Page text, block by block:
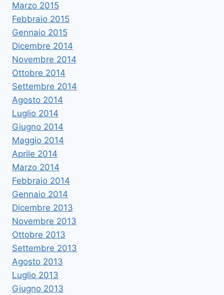
Marzo 2015
Febbraio 2015
Gennaio 2015
Dicembre 2014
Novembre 2014
Ottobre 2014
Settembre 2014
Agosto 2014
Luglio 2014
Giugno 2014
Maggio 2014
Aprile 2014
Marzo 2014
Febbraio 2014
Gennaio 2014
Dicembre 2013
Novembre 2013
Ottobre 2013
Settembre 2013
Agosto 2013
Luglio 2013
Giugno 2013